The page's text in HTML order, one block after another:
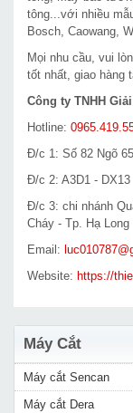
tông...với nhiều
Bosch, Caowang,
Mọi nhu cầu, vui
tốt nhất, giao hàng
Công ty TNHH
Hotline:
Đ/c 1: Số 82 Ngõ
Đ/c 2: A3D1 -
Đ/c 3: chi nhánh
Cháy - Tp. Hạ
Email:
Website: https://
Máy Cắt
Máy cắt Sencan
Máy cắt Dera